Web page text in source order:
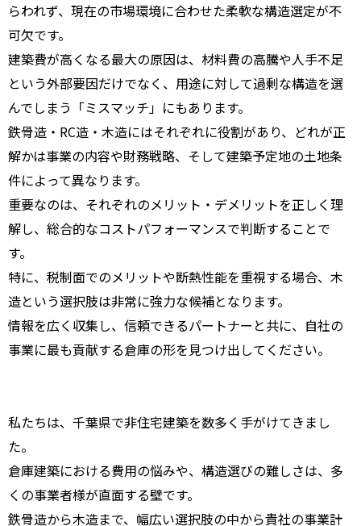
らわれず、現在の市場環境に合わせた柔軟な構造選定が不
可欠です。
建築費が高くなる最大の原因は、材料費の高騰や人手不足
という外部要因だけでなく、用途に対して過剰な構造を選
んでしまう「ミスマッチ」にもあります。
鉄骨造・RC造・木造にはそれぞれに役割があり、どれが正
解かは事業の内容や財務戦略、そして建築予定地の土地条
件によって異なります。
重要なのは、それぞれのメリット・デメリットを正しく理
解し、総合的なコストパフォーマンスで判断することで
す。
特に、税制面でのメリットや断熱性能を重視する場合、木
造という選択肢は非常に強力な候補となります。
情報を広く収集し、信頼できるパートナーと共に、自社の
事業に最も貢献する倉庫の形を見つけ出してください。
私たちは、千葉県で非住宅建築を数多く手がけてきまし
た。
倉庫建築における費用の悩みや、構造選びの難しさは、多
くの事業者様が直面する壁です。
鉄骨造から木造まで、幅広い選択肢の中から貴社の事業計